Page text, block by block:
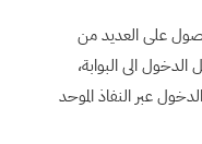
على العديد من
الى البوابة،
عبر النفاذ الموحد